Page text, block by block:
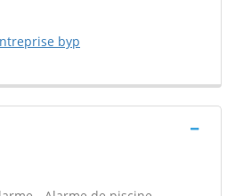
byp